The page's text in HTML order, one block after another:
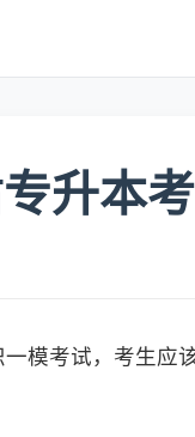
升本
模考试，考生应